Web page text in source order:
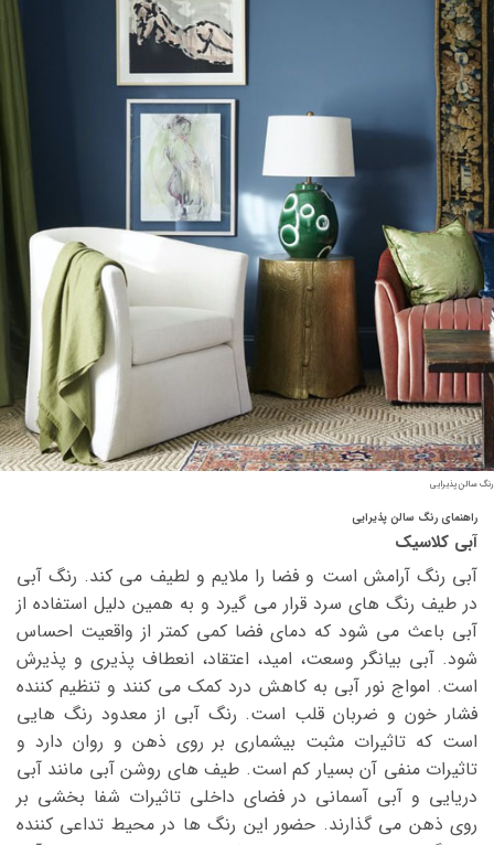
رنگ سالن پذیرایی
راهنمای رنگ سالن پذیرایی
آبی کلاسیک
آبی رنگ آرامش است و فضا را ملایم و لطیف می کند. رنگ آبی
در طیف رنگ های سرد قرار می گیرد و به همین دلیل استفاده از
آبی باعث می شود که دمای فضا کمی کمتر از واقعیت احساس
شود. آبی بیانگر وسعت، امید، اعتقاد، انعطاف پذیری و پذیرش
است. امواج نور آبی به کاهش درد کمک می کنند و تنظیم کننده
فشار خون و ضربان قلب است. رنگ آبی از معدود رنگ هایی
است که تاثیرات مثبت بیشماری بر روی ذهن و روان دارد و
تاثیرات منفی آن بسیار کم است. طیف های روشن آبی مانند آبی
دریایی و آبی آسمانی در فضای داخلی تاثیرات شفا بخشی بر
روی ذهن می گذارند. حضور این رنگ ها در محیط تداعی کننده